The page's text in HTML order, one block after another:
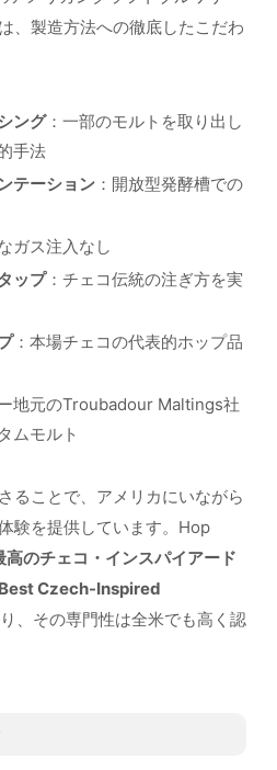
、製造方法への徹底したこだわ
ング：一部のモルトを取り出し
手法
テーション ：開放型発酵槽での
ガス注入なし
ップ：チェコ伝統の注ぎ方を実
：本場チェコの代表的ホップ品
地元のTroubadour Maltings社
ムモルト
ることで、アメリカにいながら
験を提供しています。Hop
高のチェコ・インスパイアード
Czech-Inspired
、その専門性は全米でも高く認